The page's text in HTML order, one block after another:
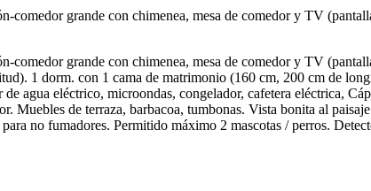
grande con chimenea, mesa de comedor y TV
grande con chimenea, mesa de comedor y TV
1 dorm. con 1 cama de matrimonio (160 cm, 200 cm de
agua eléctrico, microondas, congelador, cafetera eléctrica,
Muebles de terraza, barbacoa, tumbonas. Vista bonita al
no fumadores. Permitido máximo 2 mascotas / perros.